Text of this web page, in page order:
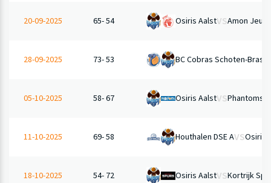
20-09-2025 65- 54 Osiris AalstVSAmon
28-09-2025 73- 53 BC Cobras Schoten-
05-10-2025 58- 67 Osiris AalstVSPhantoms
11-10-2025 69- 58 Houthalen DSE AVSOsiris
18-10-2025 54- 72 Osiris AalstVSKortrijk